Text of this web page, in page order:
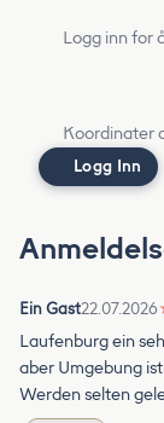
Logg inn for
Koordinater
Logg Inn
Ein Gast22.07.2026
Laufenburg ein
aber Umgebung
Werden selten